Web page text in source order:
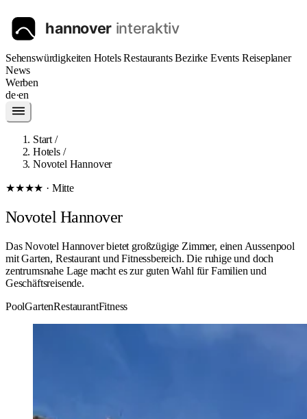
Sehenswürdigkeiten HotelsRestaurantsBezirke Events Reiseplaner
News
Werben
de·en
Start /
Hotels /
Novotel Hannover
★★★★ · Mitte
Novotel Hannover
Das Novotel Hannover bietet großzügige Zimmer, einen Aussenpool
mit Garten, Restaurant und Fitnessbereich. Die ruhige und doch
zentrumsnahe Lage macht es zur guten Wahl für Familien und
Geschäftsreisende.
PoolGartenRestaurantFitness